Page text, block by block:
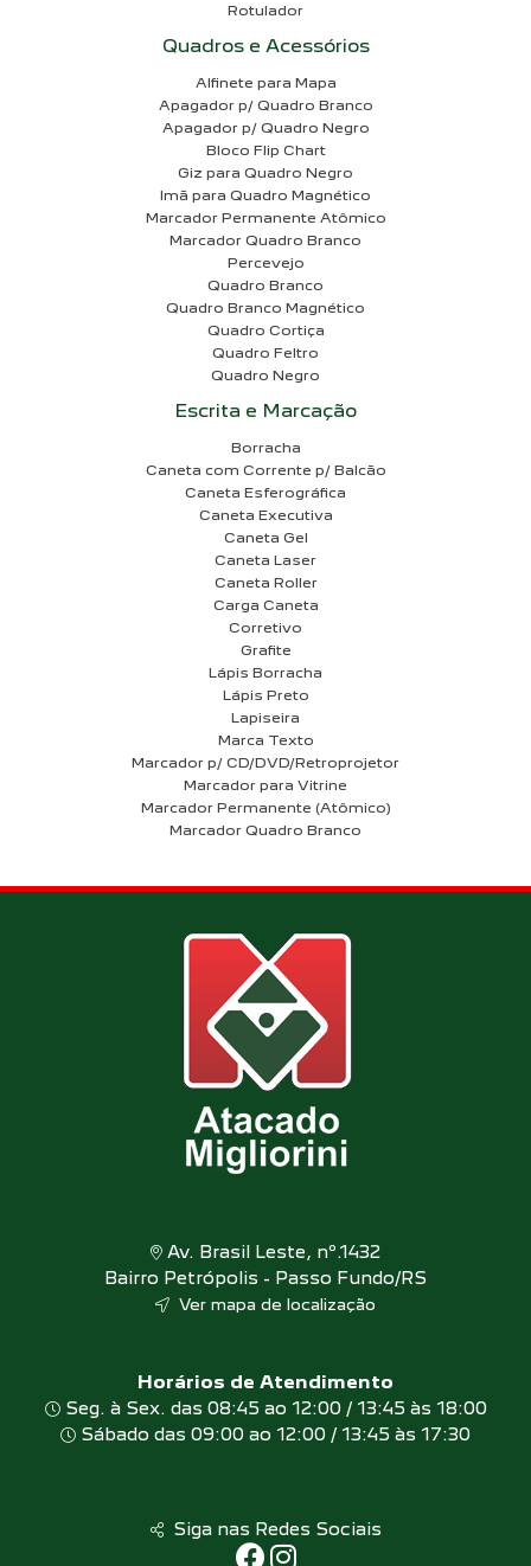
Rotulador
Quadros e Acessórios
Alfinete para Mapa
Apagador p/ Quadro Branco
Apagador p/ Quadro Negro
Bloco Flip Chart
Giz para Quadro Negro
Imã para Quadro Magnético
Marcador Permanente Atômico
Marcador Quadro Branco
Percevejo
Quadro Branco
Quadro Branco Magnético
Quadro Cortiça
Quadro Feltro
Quadro Negro
Escrita e Marcação
Borracha
Caneta com Corrente p/ Balcão
Caneta Esferográfica
Caneta Executiva
Caneta Gel
Caneta Laser
Caneta Roller
Carga Caneta
Corretivo
Grafite
Lápis Borracha
Lápis Preto
Lapiseira
Marca Texto
Marcador p/ CD/DVD/Retroprojetor
Marcador para Vitrine
Marcador Permanente (Atômico)
Marcador Quadro Branco
Av. Brasil Leste, nº.1432
Bairro Petrópolis - Passo Fundo/RS
Ver mapa de localização
Horários de Atendimento
Seg. à Sex. das 08:45 ao 12:00 / 13:45 às 18:00
Sábado das 09:00 ao 12:00 / 13:45 às 17:30
Siga nas Redes Sociais